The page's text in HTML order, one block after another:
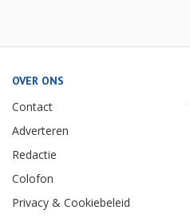
OVER ONS
Contact
Adverteren
Redactie
Colofon
Privacy & Cookiebeleid